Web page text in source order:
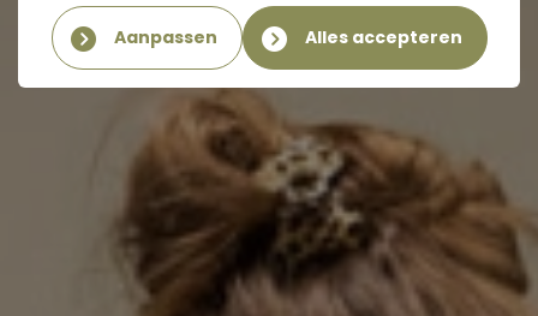
Aanpassen Alles accepteren